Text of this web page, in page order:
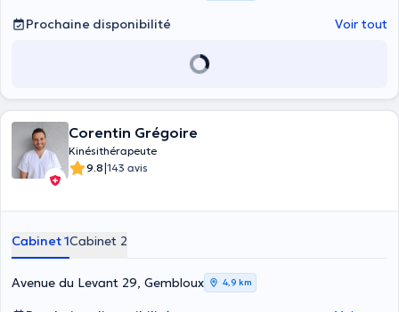
Prochaine disponibilité Voir tout
Corentin Grégoire
Kinésithérapeute
9.8|143 avis
Cabinet 1Cabinet 2
Avenue du Levant 29, Gembloux 4,9 km